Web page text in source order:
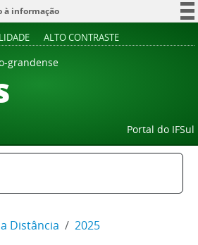
à informação
ALTO CONTRASTE
grandense
Portal do IFSul
Distância 2025